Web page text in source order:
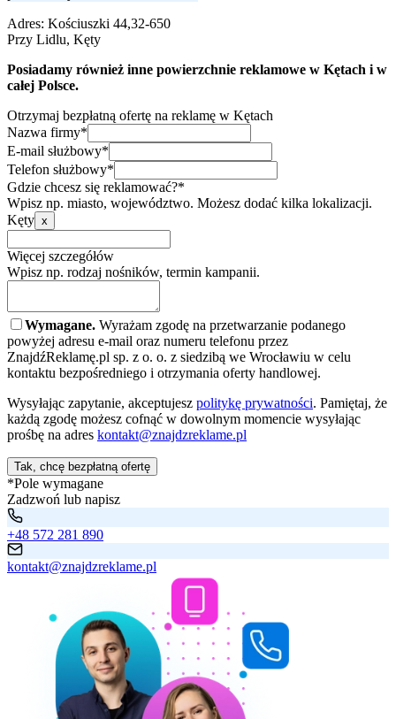
Adres: Kościuszki 44,32-650
Przy Lidlu, Kęty
Posiadamy również inne powierzchnie reklamowe w Kętach i w
całej Polsce.
Otrzymaj bezpłatną ofertę na reklamę w Kętach
Nazwa firmy*
E-mail służbowy*
Telefon służbowy*
Gdzie chcesz się reklamować?*
Wpisz np. miasto, województwo. Możesz dodać kilka lokalizacji.
Kęty x
Więcej szczegółów
Wpisz np. rodzaj nośników, termin kampanii.
Wymagane. Wyrażam zgodę na przetwarzanie podanego
powyżej adresu e-mail oraz numeru telefonu przez
ZnajdźReklamę.pl sp. z o. o. z siedzibą we Wrocławiu w celu
kontaktu bezpośredniego i otrzymania oferty handlowej.
Wysyłając zapytanie, akceptujesz politykę prywatności. Pamiętaj, że
każdą zgodę możesz cofnąć w dowolnym momencie wysyłając
prośbę na adres kontakt@znajdzreklame.pl
Tak, chcę bezpłatną ofertę
*Pole wymagane
Zadzwoń lub napisz
+48 572 281 890
kontakt@znajdzreklame.pl